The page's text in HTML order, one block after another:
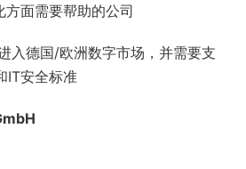
面需要帮助的公司
入德国/欧洲数字市场，并需要支
IT安全标准